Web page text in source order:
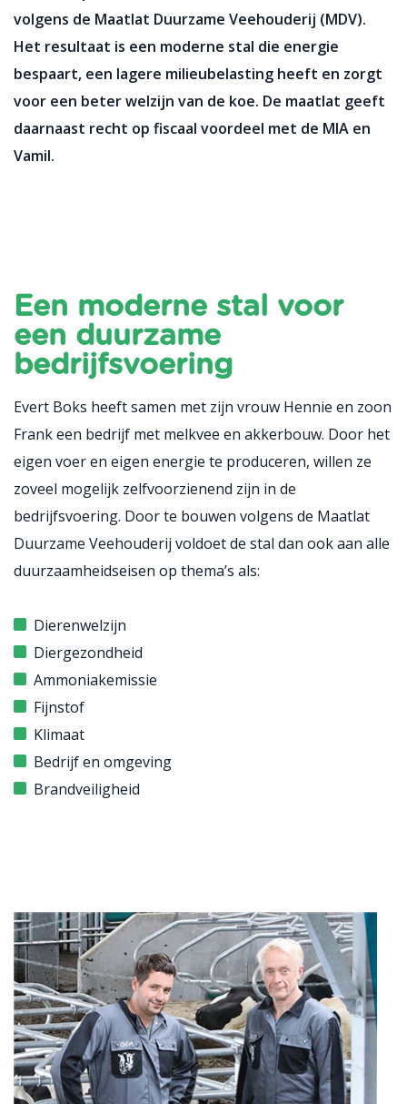
volgens de Maatlat Duurzame Veehouderij (MDV).
Het resultaat is een moderne stal die energie
bespaart, een lagere milieubelasting heeft en zorgt
voor een beter welzijn van de koe. De maatlat geeft
daarnaast recht op fiscaal voordeel met de MIA en
Vamil.
Een moderne stal voor
een duurzame
bedrijfsvoering
Evert Boks heeft samen met zijn vrouw Hennie en zoon
Frank een bedrijf met melkvee en akkerbouw. Door het
eigen voer en eigen energie te produceren, willen ze
zoveel mogelijk zelfvoorzienend zijn in de
bedrijfsvoering. Door te bouwen volgens de Maatlat
Duurzame Veehouderij voldoet de stal dan ook aan alle
duurzaamheidseisen op thema’s als:
Dierenwelzijn
Diergezondheid
Ammoniakemissie
Fijnstof
Klimaat
Bedrijf en omgeving
Brandveiligheid